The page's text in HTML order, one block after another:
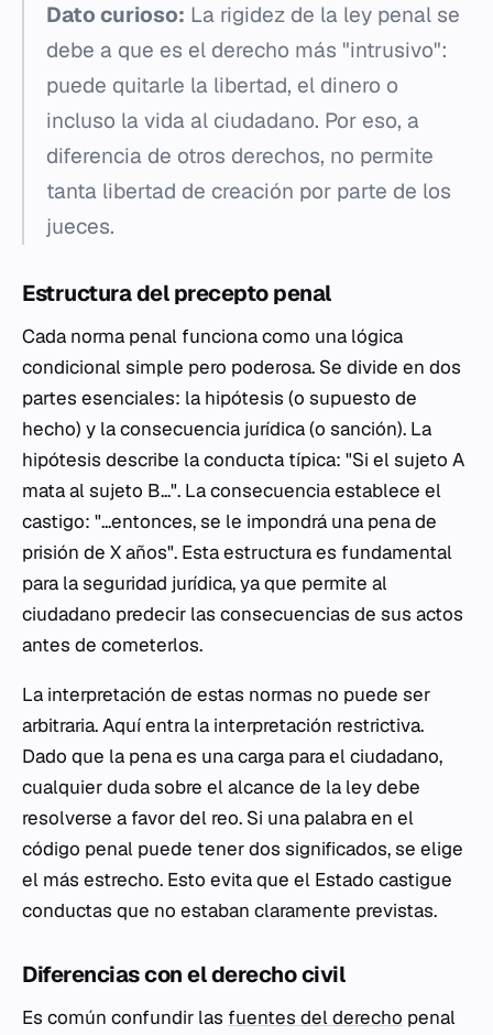
Dato curioso: La rigidez de la ley penal se
debe a que es el derecho más "intrusivo":
puede quitarle la libertad, el dinero o
incluso la vida al ciudadano. Por eso, a
diferencia de otros derechos, no permite
tanta libertad de creación por parte de los
jueces.
Estructura del precepto penal
Cada norma penal funciona como una lógica
condicional simple pero poderosa. Se divide en dos
partes esenciales: la hipótesis (o supuesto de
hecho) y la consecuencia jurídica (o sanción). La
hipótesis describe la conducta típica: "Si el sujeto A
mata al sujeto B...". La consecuencia establece el
castigo: "...entonces, se le impondrá una pena de
prisión de X años". Esta estructura es fundamental
para la seguridad jurídica, ya que permite al
ciudadano predecir las consecuencias de sus actos
antes de cometerlos.
La interpretación de estas normas no puede ser
arbitraria. Aquí entra la interpretación restrictiva.
Dado que la pena es una carga para el ciudadano,
cualquier duda sobre el alcance de la ley debe
resolverse a favor del reo. Si una palabra en el
código penal puede tener dos significados, se elige
el más estrecho. Esto evita que el Estado castigue
conductas que no estaban claramente previstas.
Diferencias con el derecho civil
Es común confundir las fuentes del derecho penal